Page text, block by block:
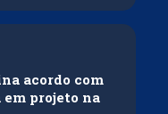
acordo com
em projeto na